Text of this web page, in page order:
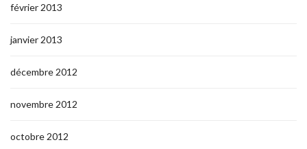
février 2013
janvier 2013
décembre 2012
novembre 2012
octobre 2012